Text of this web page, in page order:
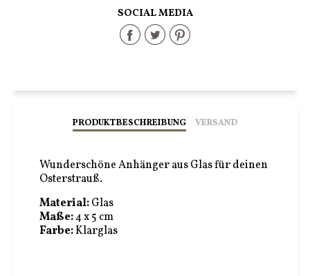
SOCIAL MEDIA
Share
Facebook
Share
Twitter
Share
Pinterest
PRODUKTBESCHREIBUNG VERSAND
Wunderschöne Anhänger aus Glas für deinen
Osterstrauß.
Material:Glas
Maße:4 x 5 cm
Farbe:Klarglas